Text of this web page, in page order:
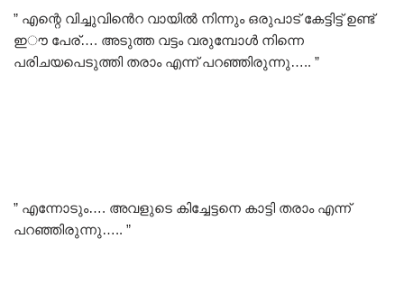
” എന്റെ വിച്ചുവിൻെറ വായിൽ നിന്നും ഒരുപാട് കേട്ടിട്ട് ഉണ്ട്
ഇൗ പേര്…. അടുത്ത വട്ടം വരുമ്പോൾ നിന്നെ
പരിചയപെടുത്തി തരാം എന്ന് പറഞ്ഞിരുന്നു….. ”
” എന്നോടും…. അവളുടെ കിച്ചേട്ടനെ കാട്ടി തരാം എന്ന്
പറഞ്ഞിരുന്നു….. ”